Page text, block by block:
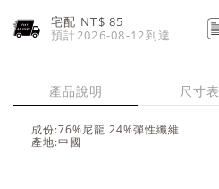
宅配 NT$85
預計2026-08-12到達
產品說明 尺寸表
成份:76%尼龍 24%彈性纖維
產地:中國